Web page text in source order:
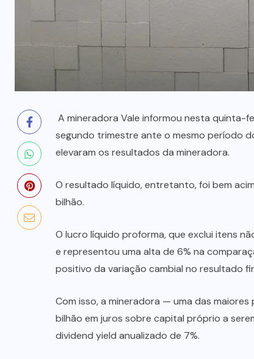
A mineradora Vale informou nesta quinta-
segundo trimestre ante o mesmo período
elevaram os resultados da mineradora.
O resultado líquido, entretanto, foi bem
bilhão.
O lucro líquido proforma, que exclui itens
e representou uma alta de 6% na
positivo da variação cambial no resultado
Com isso, a mineradora — uma das
bilhão em juros sobre capital próprio a
dividend yield anualizado de 7%.